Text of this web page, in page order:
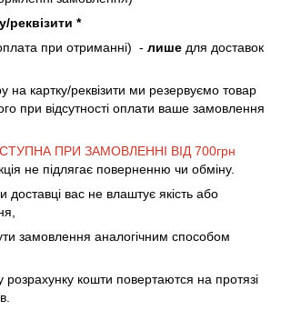
реквізити *
при отриманні) - лише для доставок
на картку/реквізити ми резервуємо товар
при відсутності оплати ваше замовлення
ПРИ ЗАМОВЛЕННІ ВІД 700грн
не підлягає поверненню чи обміну.
вас не влаштує якість або
замовлення аналогічним способом
розрахунку кошти повертаются на протязі